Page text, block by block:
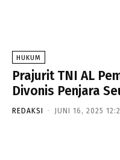
HUKUM
Prajurit TNI AL
Divonis Penjara
REDAKSI - JUNI 16, 2025